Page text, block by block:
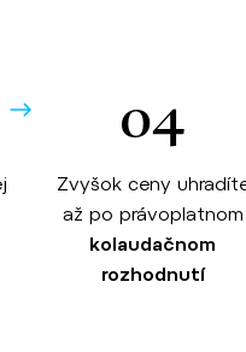
04
Zvyšok ceny
až po právoplatnom
kolaudačnom
rozhodnutí